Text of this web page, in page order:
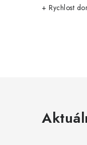
+ Rychlost